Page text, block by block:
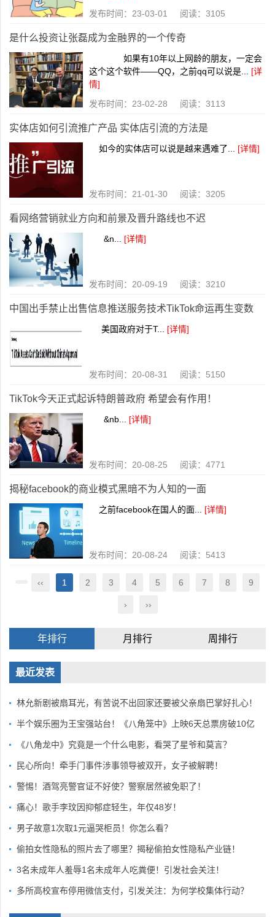
发布时间：23-03-01 阅读：3105
是什么投资让张磊成为金融界的一个传奇
如果有10年以上网龄的朋友，一定会
这个这个软件——QQ，之前qq可以说是... [详
情]
发布时间：23-02-28 阅读：3113
实体店如何引流推广产品 实体店引流的方法是
如今的实体店可以说是越来遇难了... [详情]
发布时间：21-01-30 阅读：3205
看网络营销就业方向和前景及晋升路线也不迟
&n... [详情]
发布时间：20-09-19 阅读：3210
中国出手禁止出售信息推送服务技术TikTok命运再生变数
美国政府对于T... [详情]
发布时间：20-08-31 阅读：5150
TikTok今天正式起诉特朗普政府 希望会有作用！
&nb... [详情]
发布时间：20-08-25 阅读：4771
揭秘facebook的商业模式黑暗不为人知的一面
之前facebook在国人的面... [详情]
发布时间：20-08-24 阅读：5413
‹‹ 1 2 3 4 5 6 7 8 9
› ››
年排行 月排行 周排行
最近发表
林允新剧被扇耳光，有苦说不出回家还要被父亲扇巴掌好扎心！
半个娱乐圈为王宝强站台！《八角笼中》上映6天总票房破10亿
《八角龙中》究竟是一个什么电影，看哭了星爷和莫言？
民心所向！牵手门事件涉事领导被双开，女子被解聘！
警惕！酒驾亮警官证不好使？警察居然被免职了！
痛心！歌手李玟因抑郁症轻生，年仅48岁！
男子故意1次取1元逼哭柜员！你怎么看？
偷拍女性隐私的照片去了哪里？揭秘偷拍女性隐私产业链！
3名未成年人羞辱1名未成年人吃粪便！引发社会关注！
多所高校宣布停用微信支付，引发关注：为何学校集体行动？